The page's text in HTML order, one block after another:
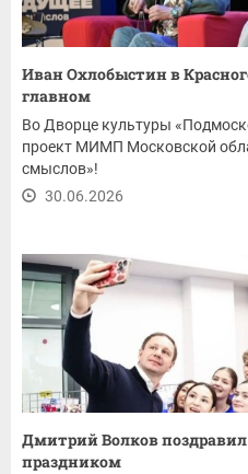
Иван Охлобыстин в
главном
Во Дворце культуры
проект МИМП Московской
смыслов»!
30.06.2026
Дмитрий Волков
праздником